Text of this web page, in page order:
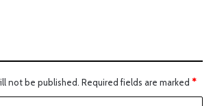
not be published. Required fields are marked *